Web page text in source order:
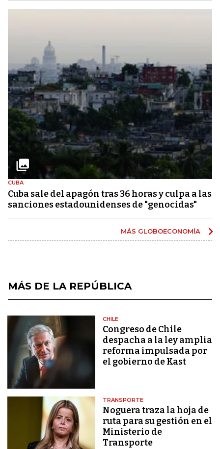
CUBA
Cuba sale del apagón tras 36 horas y culpa a las
sanciones estadounidenses de "genocidas"
MÁS GLOBOECONOMÍA
MÁS DE LA REPÚBLICA
CHILE
Congreso de Chile
despacha a la ley amplia
reforma impulsada por
el gobierno de Kast
TRANSPORTE
Noguera traza la hoja de
ruta para su gestión en el
Ministerio de
Transporte